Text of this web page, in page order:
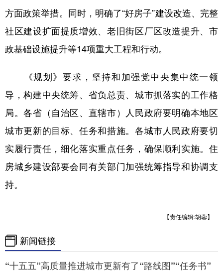
Deutsch Português
方面政策举措。同时，明确了“好房子”建设改造、完整
社区建设扩面提质增效、老旧街区厂区改造提升、市
政基础设施提升等14项重大工程和行动。
《规划》要求，坚持和加强党中央集中统一领
导，构建中央统筹、省负总责、城市抓落实的工作格
局。各省（自治区、直辖市）人民政府要明确本地区
城市更新的目标、任务和措施。各城市人民政府要切
实履行责任，细化落实重点任务，确保顺利实施。住
房城乡建设部要会同有关部门加强统筹指导和协调支
持。
【责任编辑:胡蓉】
新闻链接
“十五五”高质量推进城市更新有了“路线图”“任务书”